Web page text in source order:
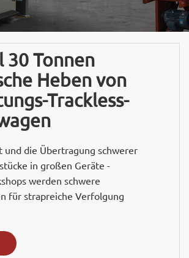
30 Tonnen
Heben von
Trackless-
und die Übertragung schwerer
in großen Geräte -
werden schwere
für strapreiche Verfolgung